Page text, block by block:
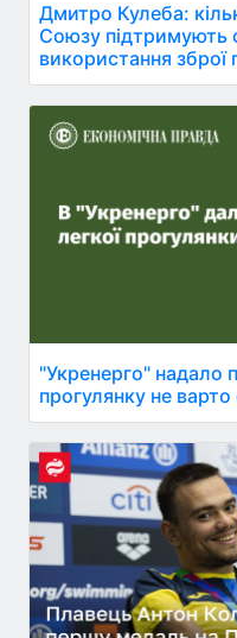
Дмитро Кулеба:
Союзу підтримують
використання зброї
"Укренерго" надало
прогулянку не варто